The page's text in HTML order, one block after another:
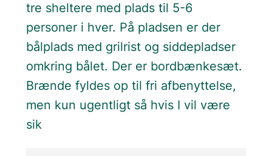
tre sheltere med plads til 5-6
personer i hver. På pladsen er der
bålplads med grilrist og siddepladser
omkring bålet. Der er bordbænkesæt.
Brænde fyldes op til fri afbenyttelse,
men kun ugentligt så hvis I vil være
sik